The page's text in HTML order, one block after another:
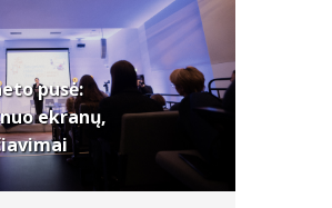
pusė:
ekranų,